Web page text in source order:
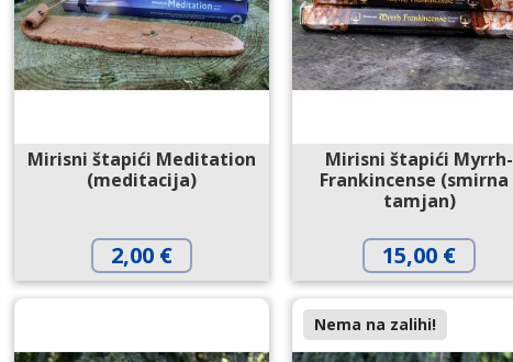
Mirisni štapići Meditation
(meditacija)
2,00 €
Mirisni štapići Myrrh-
Frankincense (smirna
tamjan)
15,00 €
Nema na zalihi!